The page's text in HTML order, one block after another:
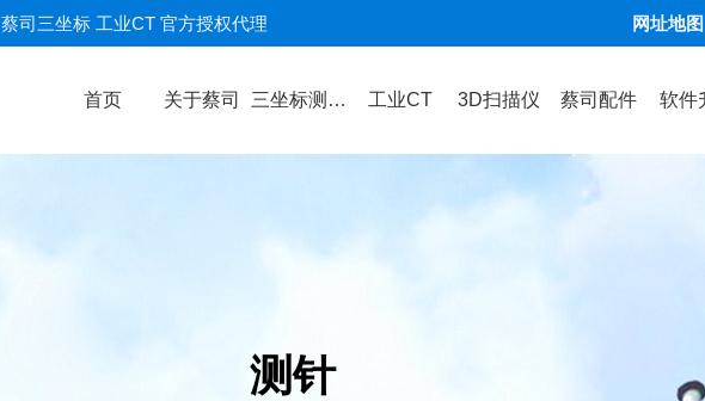
蔡司三坐标 工业CT 官方授权代理 网址地图
首页 关于蔡司 三坐标测量机 工业CT 3D扫描仪 蔡司配件 软件
测针